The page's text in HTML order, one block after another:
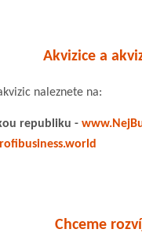
Akvizice a
naleznete na:
republiku -
Chceme